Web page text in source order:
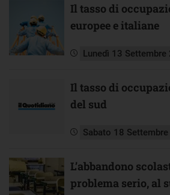
Il tasso di
europee e italiane
Lunedì 13 Settembre
Il tasso di
del sud
Sabato 18 Settembre
L’abbandono
problema serio, al